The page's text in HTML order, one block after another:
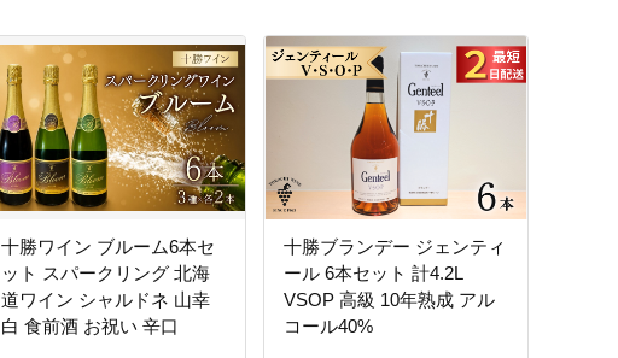
十勝ワイン ブルーム6本セ
ット スパークリング 北海
道ワイン シャルドネ 山幸
白 食前酒 お祝い 辛口
十勝ブランデー ジェンティ
ール 6本セット 計4.2L
VSOP 高級 10年熟成 アル
コール40%